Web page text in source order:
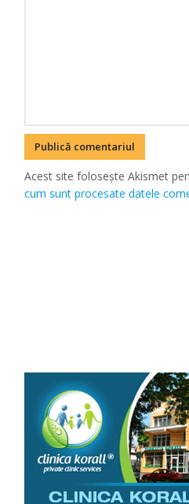
Acest site folosește Akismet
cum sunt procesate datele